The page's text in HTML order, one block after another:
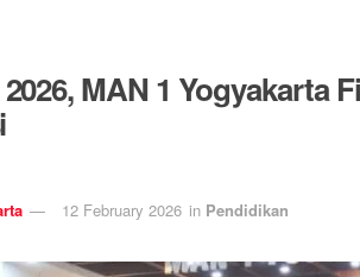
MAN 1 Yogyakarta
12 February 2026 in Pendidikan